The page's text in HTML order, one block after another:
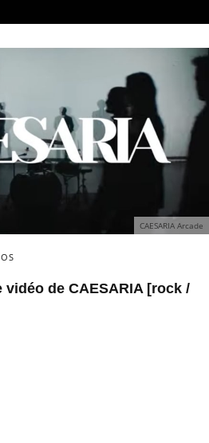
CAESARIA Arcade
vidéo de CAESARIA [rock /